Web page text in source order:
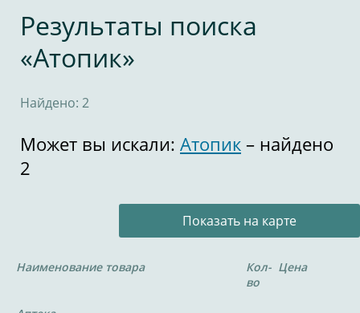
Результаты поиска
«Атопик»
Найдено: 2
Может вы искали: Атопик – найдено
2
Показать на карте
Наименование товара
Кол-
во
Цена